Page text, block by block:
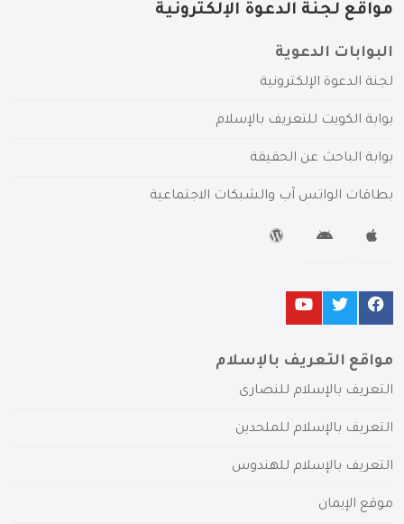
مواقع لجنة الدعوة الإلكترونية
البوابات الدعوية
لجنة الدعوة الإلكترونية
بوابة الكويت للتعريف بالإسلام
بوابة الباحث عن الحقيقة
بطاقات الواتس آب والشبكات الاجتماعية
مواقع التعريف بالإسلام
التعريف بالإسلام للنصارى
التعريف بالإسلام للملحدين
التعريف بالإسلام للهندوس
موقع الإيمان